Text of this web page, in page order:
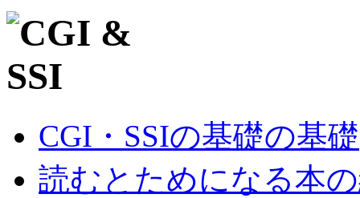
CGI・SSIの基礎の基礎
読むとためになる本